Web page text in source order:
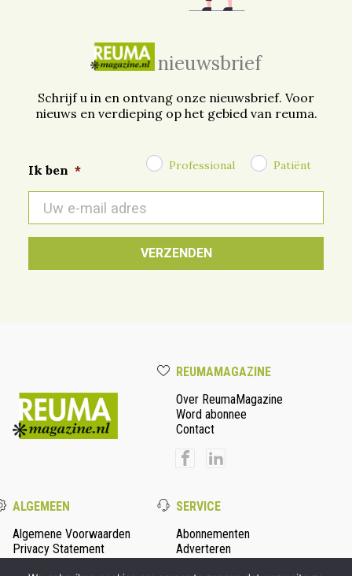
nieuwsbrief
Schrijf u in en ontvang onze nieuwsbrief. Voor
nieuws en verdieping op het gebied van reuma.
Ik ben * Professional Patiënt
mail
*
REUMAMAGAZINE
Over ReumaMagazine
Word abonnee
Contact
ALGEMEEN
Algemene Voorwaarden
Privacy Statement
SERVICE
Abonnementen
Adverteren